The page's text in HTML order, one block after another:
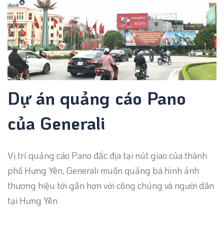
Dự án quảng cáo Pano
của Generali
Vị trí quảng cáo Pano đắc địa tại nút giao của thành
phố Hưng Yên, Generali muốn quảng bá hình ảnh
thương hiệu tới gần hơn với công chúng và người dân
tại Hưng Yên.